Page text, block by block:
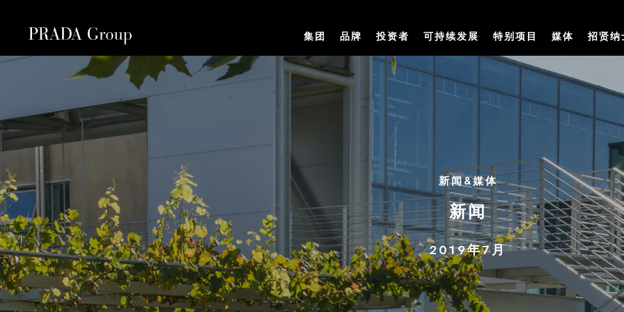
集团 品牌 投资者 可持续发展 特别项目 媒体 招贤纳
新闻&媒体
新闻
2019年7月